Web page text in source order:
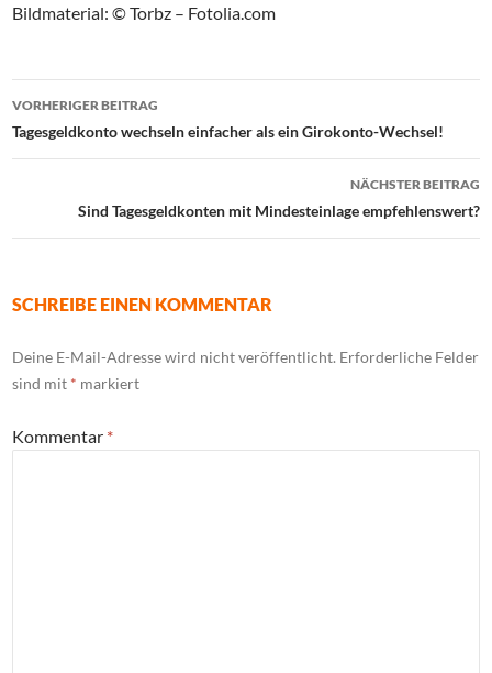
Bildmaterial: © Torbz – Fotolia.com
Beitrags-
Navigation
VORHERIGER BEITRAG
Tagesgeldkonto wechseln einfacher als ein Girokonto-Wechsel!
NÄCHSTER BEITRAG
Sind Tagesgeldkonten mit Mindesteinlage empfehlenswert?
SCHREIBE EINEN KOMMENTAR
Deine E-Mail-Adresse wird nicht veröffentlicht. Erforderliche Felder
sind mit * markiert
Kommentar *